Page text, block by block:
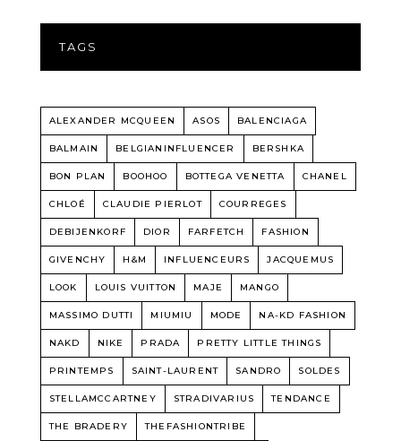
TAGS
ALEXANDER MCQUEEN ASOS BALENCIAGA
BALMAIN BELGIANINFLUENCER BERSHKA
BON PLAN BOOHOO BOTTEGA VENETTA CHANEL
CHLOÉ CLAUDIE PIERLOT COURREGES
DEBIJENKORF DIOR FARFETCH FASHION
GIVENCHY H&M INFLUENCEURS JACQUEMUS
LOOK LOUIS VUITTON MAJE MANGO
MASSIMO DUTTI MIUMIU MODE NA-KD FASHION
NAKD NIKE PRADA PRETTY LITTLE THINGS
PRINTEMPS SAINT-LAURENT SANDRO SOLDES
STELLAMCCARTNEY STRADIVARIUS TENDANCE
THE BRADERY THEFASHIONTRIBE